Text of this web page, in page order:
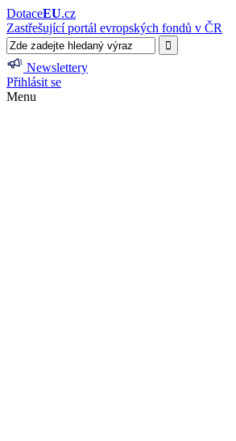
DotaceEU.cz
Zastřešující portál evropských fondů v ČR
Newslettery
Přihlásit se
Menu